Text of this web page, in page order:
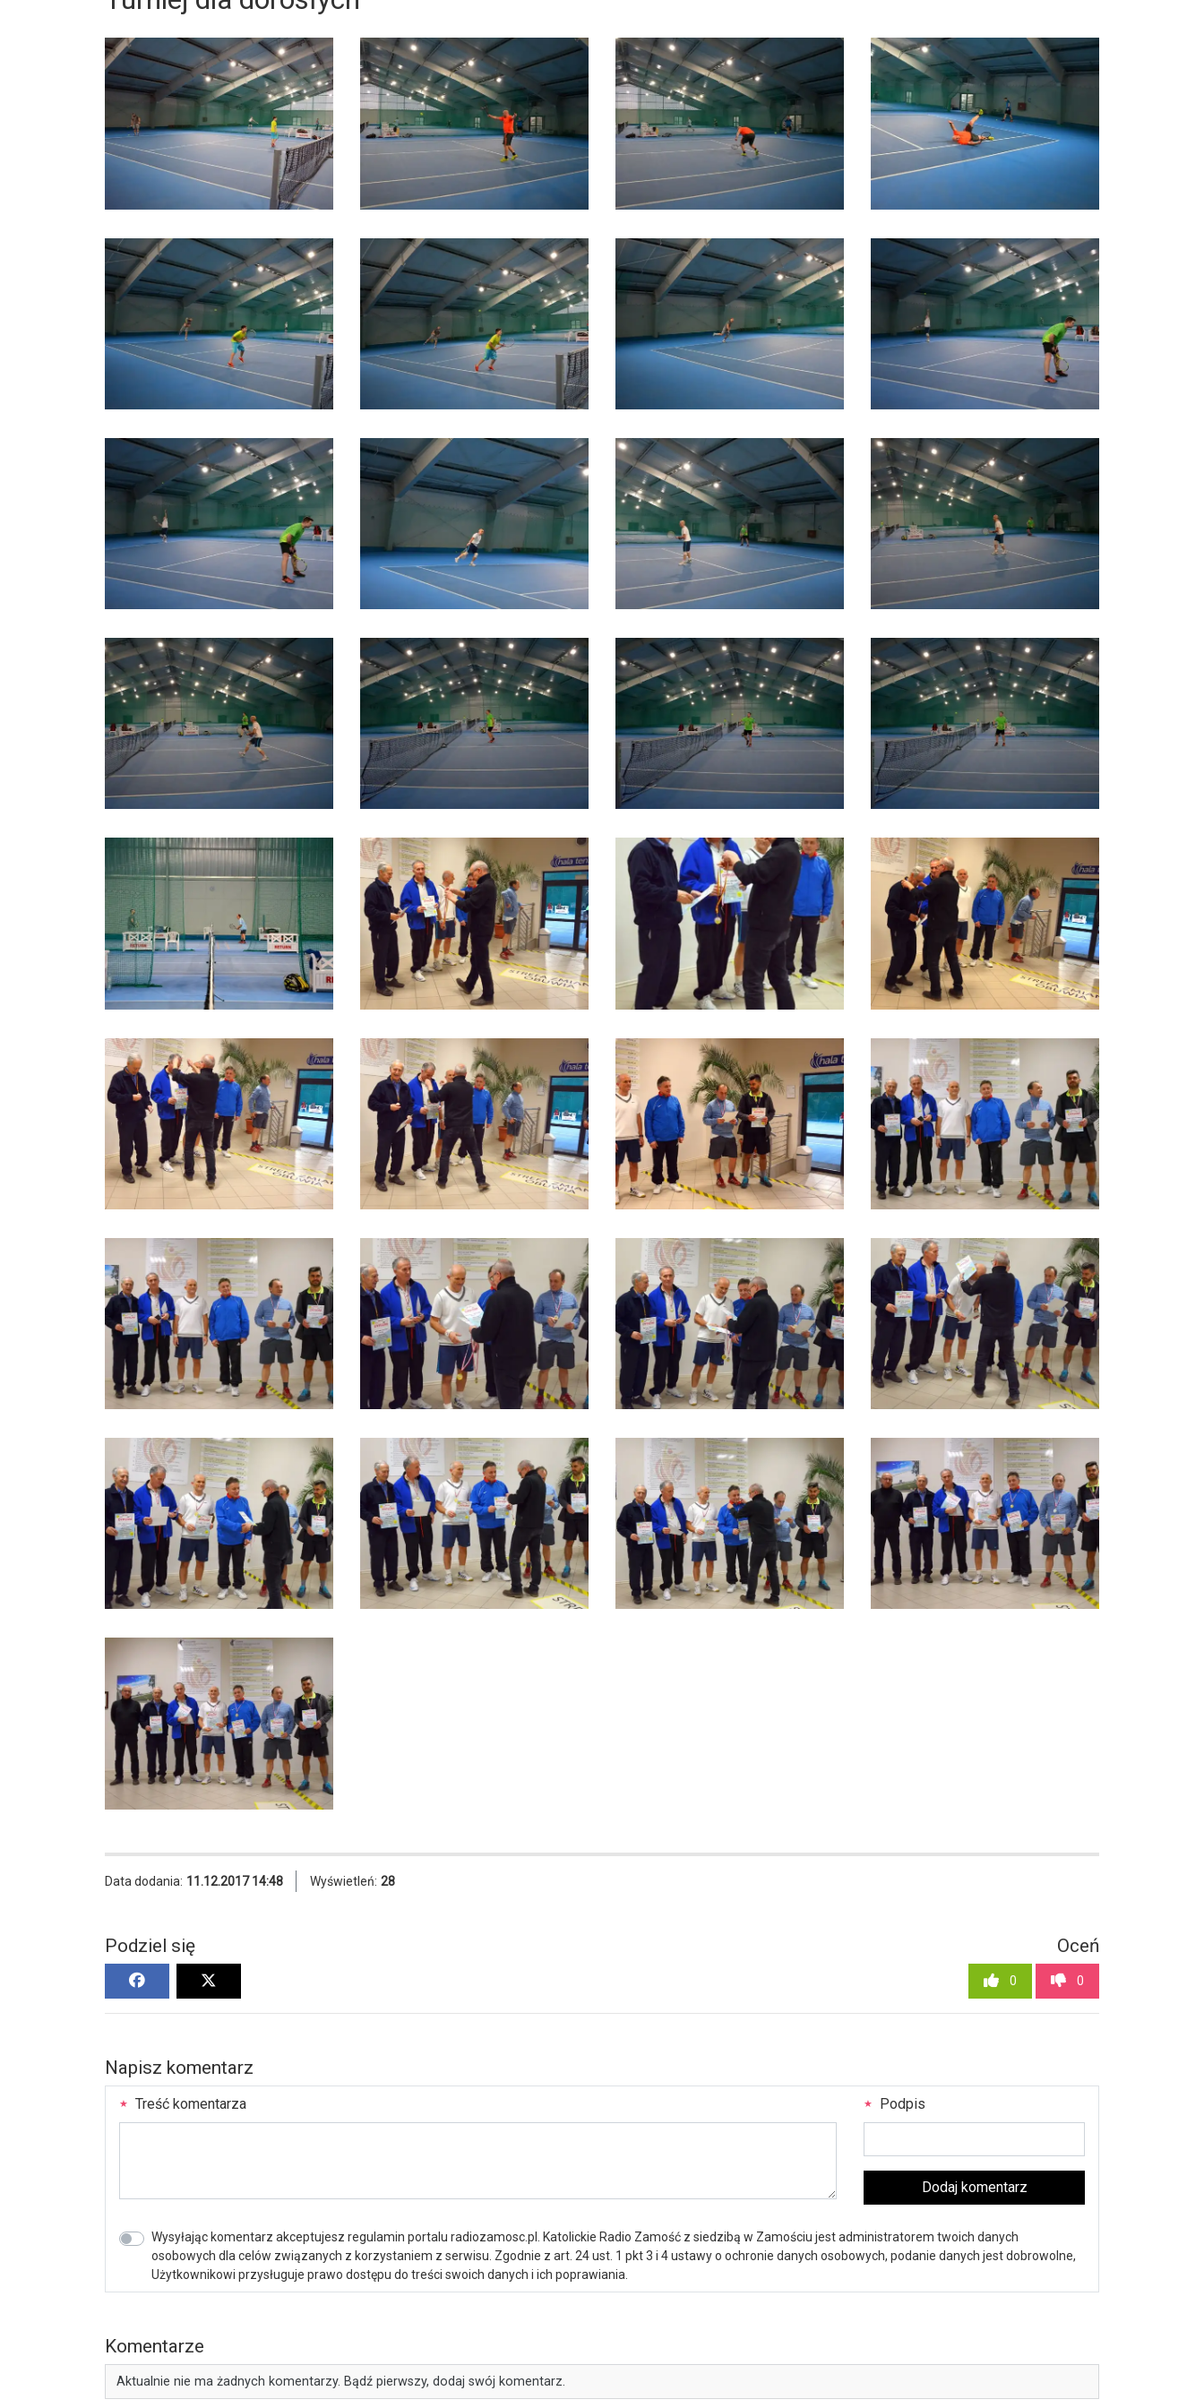
Data dodania: 11.12.2017 14:48 Wyświetleń: 28
Podziel się Oceń
0 0
Napisz komentarz
Treść komentarza Podpis
Dodaj komentarz
Wysyłając komentarz akceptujesz regulamin portalu radiozamosc.pl. Katolickie Radio Zamość z siedzibą w Zamościu jest administratorem twoich danych
osobowych dla celów związanych z korzystaniem z serwisu. Zgodnie z art. 24 ust. 1 pkt 3 i 4 ustawy o ochronie danych osobowych, podanie danych jest dobrowolne,
Użytkownikowi przysługuje prawo dostępu do treści swoich danych i ich poprawiania.
Komentarze
Aktualnie nie ma żadnych komentarzy. Bądź pierwszy, dodaj swój komentarz.